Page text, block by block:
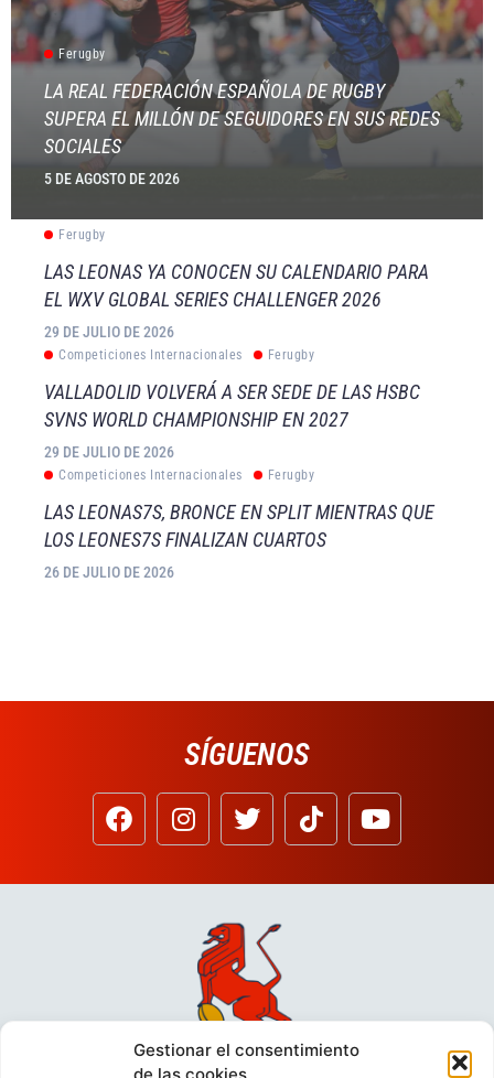
Gestionar el consentimiento
Ferugby
LA REAL FEDERACIÓN ESPAÑOLA DE RUGBY
SUPERA EL MILLÓN DE SEGUIDORES EN SUS REDES
SOCIALES
5 DE AGOSTO DE 2026
Ferugby
LAS LEONAS YA CONOCEN SU CALENDARIO PARA
EL WXV GLOBAL SERIES CHALLENGER 2026
29 DE JULIO DE 2026
Competiciones Internacionales Ferugby
VALLADOLID VOLVERÁ A SER SEDE DE LAS HSBC
SVNS WORLD CHAMPIONSHIP EN 2027
29 DE JULIO DE 2026
Competiciones Internacionales Ferugby
LAS LEONAS7S, BRONCE EN SPLIT MIENTRAS QUE
LOS LEONES7S FINALIZAN CUARTOS
26 DE JULIO DE 2026
SÍGUENOS